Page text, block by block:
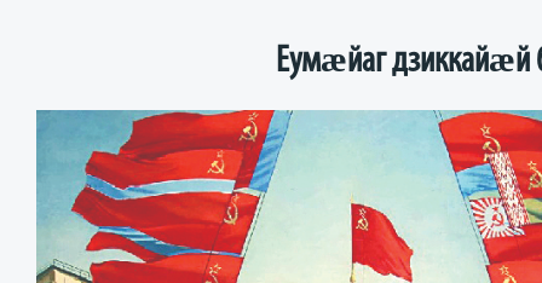
Еумӕйаг